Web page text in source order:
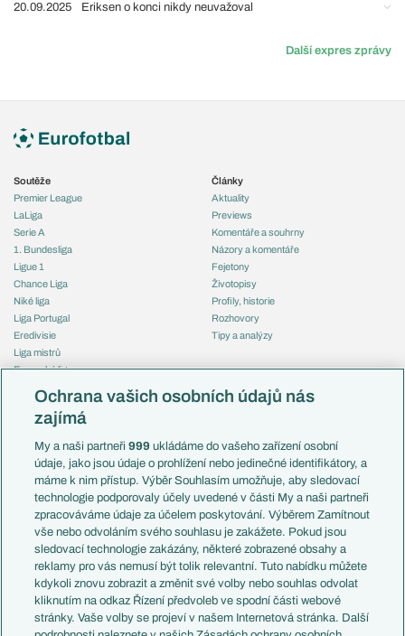
20.09.2025 Eriksen o konci nikdy neuvažoval
Další expres zprávy
Soutěže
Premier League
LaLiga
Serie A
1. Bundesliga
Ligue 1
Chance Liga
Niké liga
Liga Portugal
Eredivisie
Liga mistrů
Evropská liga
Mistrovství světa
Liga národů
Témata
Představení týmů MS
EuroSkauting
PL v kostce
Evropské koeficienty
Přestupy
Přestupové spekulace
Zranění
Kluby
Články
Aktuality
Previews
Komentáře a souhrny
Názory a komentáře
Fejetony
Životopisy
Profily, historie
Rozhovory
Tipy a analýzy
Česko
Francie
Itálie
Německo
Španělsko
Argentina
Brazílie
Přestupy
Zápasy
Livescore
Tipovací soutěž
Ochrana vašich osobních údajů nás
zajímá
My a naši partneři999 ukládáme do vašeho zařízení osobní
údaje, jako jsou údaje o prohlížení nebo jedinečné identifikátory, a
máme k nim přístup. Výběr Souhlasím umožňuje, aby sledovací
technologie podporovaly účely uvedené v části My a naši partneři
zpracováváme údaje za účelem poskytování. Výběrem Zamítnout
vše nebo odvoláním svého souhlasu je zakážete. Pokud jsou
sledovací technologie zakázány, některé zobrazené obsahy a
reklamy pro vás nemusí být tolik relevantní. Tuto nabídku můžete
kdykoli znovu zobrazit a změnit své volby nebo souhlas odvolat
kliknutím na odkaz Řízení předvoleb ve spodní části webové
stránky. Vaše volby se projeví v našem Internetová stránka. Další